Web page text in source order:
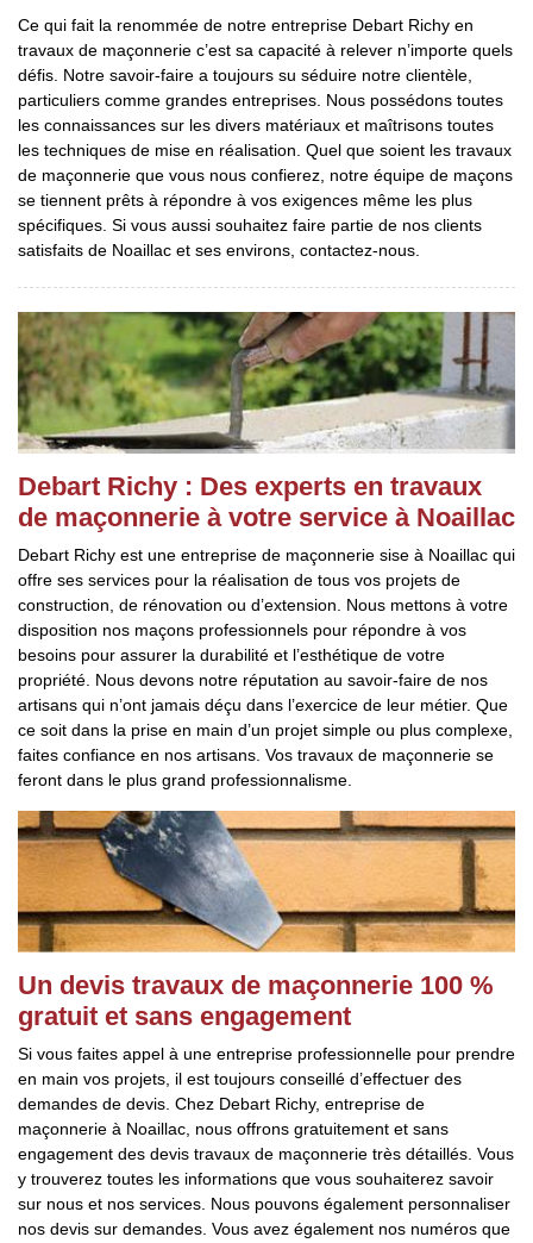
Ce qui fait la renommée de notre entreprise Debart Richy en
travaux de maçonnerie c’est sa capacité à relever n’importe quels
défis. Notre savoir-faire a toujours su séduire notre clientèle,
particuliers comme grandes entreprises. Nous possédons toutes
les connaissances sur les divers matériaux et maîtrisons toutes
les techniques de mise en réalisation. Quel que soient les travaux
de maçonnerie que vous nous confierez, notre équipe de maçons
se tiennent prêts à répondre à vos exigences même les plus
spécifiques. Si vous aussi souhaitez faire partie de nos clients
satisfaits de Noaillac et ses environs, contactez-nous.
Debart Richy : Des experts en travaux
de maçonnerie à votre service à Noaillac
Debart Richy est une entreprise de maçonnerie sise à Noaillac qui
offre ses services pour la réalisation de tous vos projets de
construction, de rénovation ou d’extension. Nous mettons à votre
disposition nos maçons professionnels pour répondre à vos
besoins pour assurer la durabilité et l’esthétique de votre
propriété. Nous devons notre réputation au savoir-faire de nos
artisans qui n’ont jamais déçu dans l’exercice de leur métier. Que
ce soit dans la prise en main d’un projet simple ou plus complexe,
faites confiance en nos artisans. Vos travaux de maçonnerie se
feront dans le plus grand professionnalisme.
Un devis travaux de maçonnerie 100 %
gratuit et sans engagement
Si vous faites appel à une entreprise professionnelle pour prendre
en main vos projets, il est toujours conseillé d’effectuer des
demandes de devis. Chez Debart Richy, entreprise de
maçonnerie à Noaillac, nous offrons gratuitement et sans
engagement des devis travaux de maçonnerie très détaillés. Vous
y trouverez toutes les informations que vous souhaiterez savoir
sur nous et nos services. Nous pouvons également personnaliser
nos devis sur demandes. Vous avez également nos numéros que